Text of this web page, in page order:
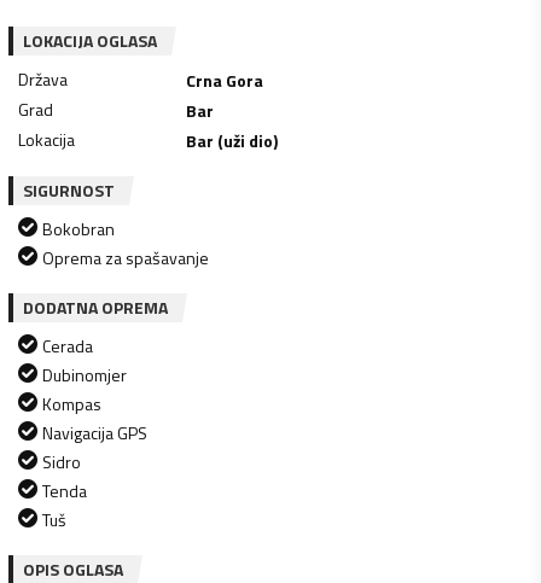
LOKACIJA OGLASA
Država
Crna Gora
Grad
Bar
Lokacija
Bar (uži dio)
SIGURNOST
Bokobran
Oprema za spašavanje
DODATNA OPREMA
Cerada
Dubinomjer
Kompas
Navigacija GPS
Sidro
Tenda
Tuš
OPIS OGLASA